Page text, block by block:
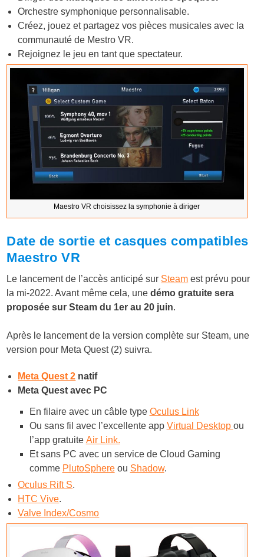
Orchestre symphonique personnalisable.
Créez, jouez et partagez vos pièces musicales avec la
communauté de Mestro VR.
Rejoignez le jeu en tant que spectateur.
Maestro VR choisissez la symphonie à diriger
Date de sortie et casques compatibles
Maestro VR
Le lancement de l’accès anticipé sur Steam est prévu pour
la mi-2022. Avant même cela, unedémo gratuite sera
proposée sur Steam du 1er au 20 juin.
Après le lancement de la version complète sur Steam, une
version pour Meta Quest (2) suivra.
Meta Quest 2 natif
Meta Quest avec PC
En filaire avec un câble type Oculus Link
Ou sans fil avec l’excellente app Virtual Desktop ou
l’app gratuite Air Link.
Et sans PC avec un service de Cloud Gaming
comme PlutoSphereou Shadow.
Oculus Rift S.
HTC Vive.
Valve Index/Cosmo